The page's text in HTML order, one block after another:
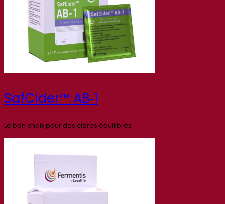
SafCider™ AB‑1
Le bon choix pour des cidres équilibrés